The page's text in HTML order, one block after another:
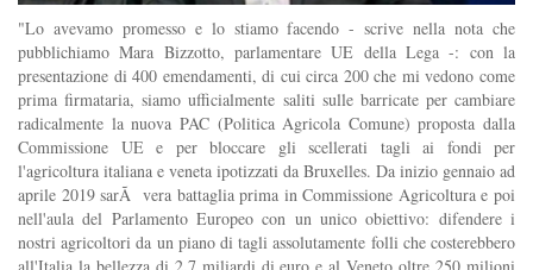
"Lo avevamo promesso e lo stiamo facendo - scrive nella nota che
pubblichiamo Mara Bizzotto, parlamentare UE della Lega -: con la
presentazione di 400 emendamenti, di cui circa 200 che mi vedono come
prima firmataria, siamo ufficialmente saliti sulle barricate per cambiare
radicalmente la nuova PAC (Politica Agricola Comune) proposta dalla
Commissione UE e per bloccare gli scellerati tagli ai fondi per
l'agricoltura italiana e veneta ipotizzati da Bruxelles. Da inizio gennaio ad
aprile 2019 sarÃ vera battaglia prima in Commissione Agricoltura e poi
nell'aula del Parlamento Europeo con un unico obiettivo: difendere i
nostri agricoltori da un piano di tagli assolutamente folli che costerebbero
all'Italia la bellezza di 2,7 miliardi di euro e al Veneto oltre 250 milioni